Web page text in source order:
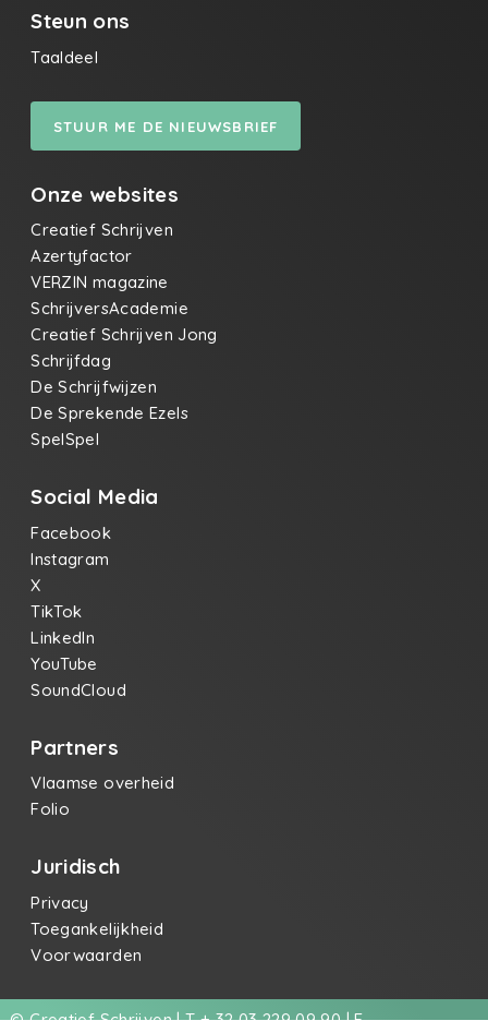
Steun ons
Taaldeel
STUUR ME DE NIEUWSBRIEF
Onze websites
Creatief Schrijven
Azertyfactor
VERZIN magazine
SchrijversAcademie
Creatief Schrijven Jong
Schrijfdag
De Schrijfwijzen
De Sprekende Ezels
SpelSpel
Social Media
Facebook
Instagram
X
TikTok
LinkedIn
YouTube
SoundCloud
Partners
Vlaamse overheid
Folio
Juridisch
Privacy
Toegankelijkheid
Voorwaarden
© Creatief Schrijven | T + 32 03 229 09 90 | E